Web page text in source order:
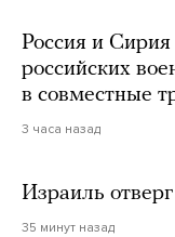
Россия и
российских
в совместные
3 часа назад
Израиль
35 минут назад